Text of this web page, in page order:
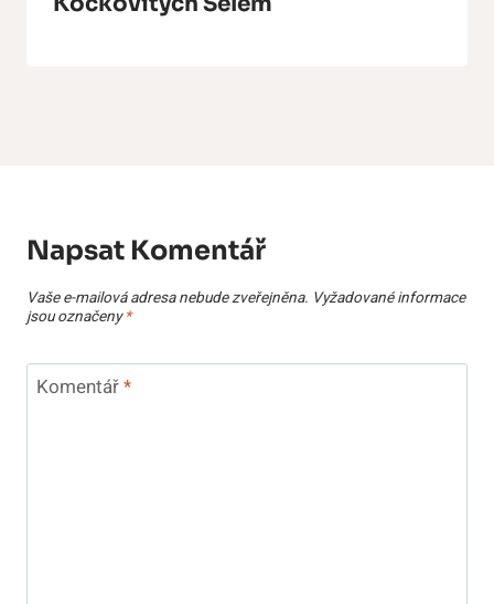
Napsat Komentář
Vaše e-mailová adresa nebude zveřejněna. Vyžadované informace
jsou označeny*
Komentář*